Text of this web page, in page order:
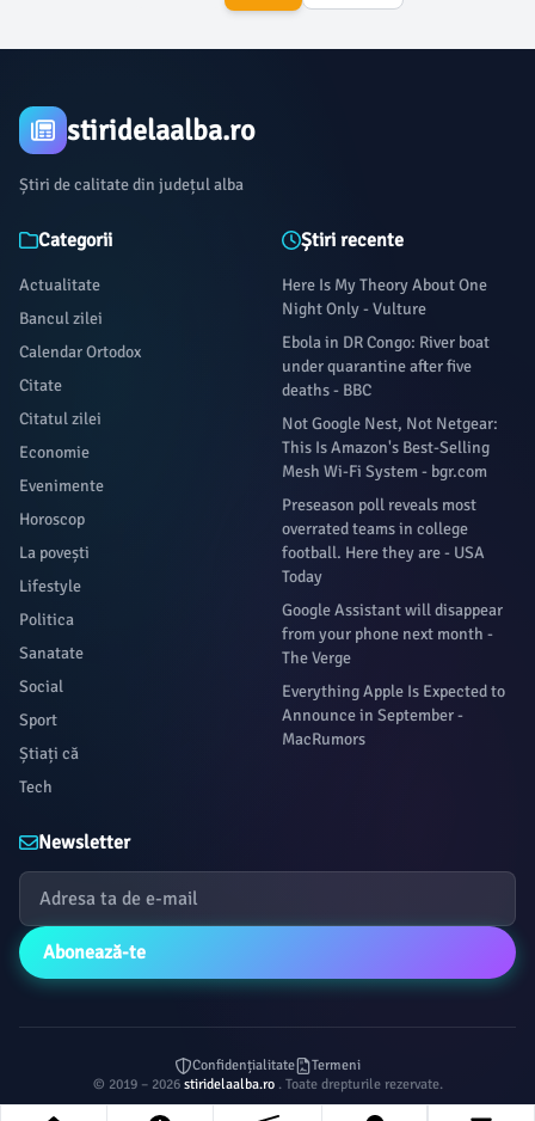
stiridelaalba.ro
Știri de calitate din județul alba
Categorii
Actualitate
Bancul zilei
Calendar Ortodox
Citate
Citatul zilei
Economie
Evenimente
Horoscop
La povești
Lifestyle
Politica
Sanatate
Social
Sport
Știați că
Tech
Știri recente
Here Is My Theory About One
Night Only - Vulture
Ebola in DR Congo: River boat
under quarantine after five
deaths - BBC
Not Google Nest, Not Netgear:
This Is Amazon's Best-Selling
Mesh Wi-Fi System - bgr.com
Preseason poll reveals most
overrated teams in college
football. Here they are - USA
Today
Google Assistant will disappear
from your phone next month -
The Verge
Everything Apple Is Expected to
Announce in September -
MacRumors
Newsletter
Abonează-te
Confidențialitate
Termeni
© 2019 – 2026 stiridelaalba.ro . Toate drepturile rezervate.